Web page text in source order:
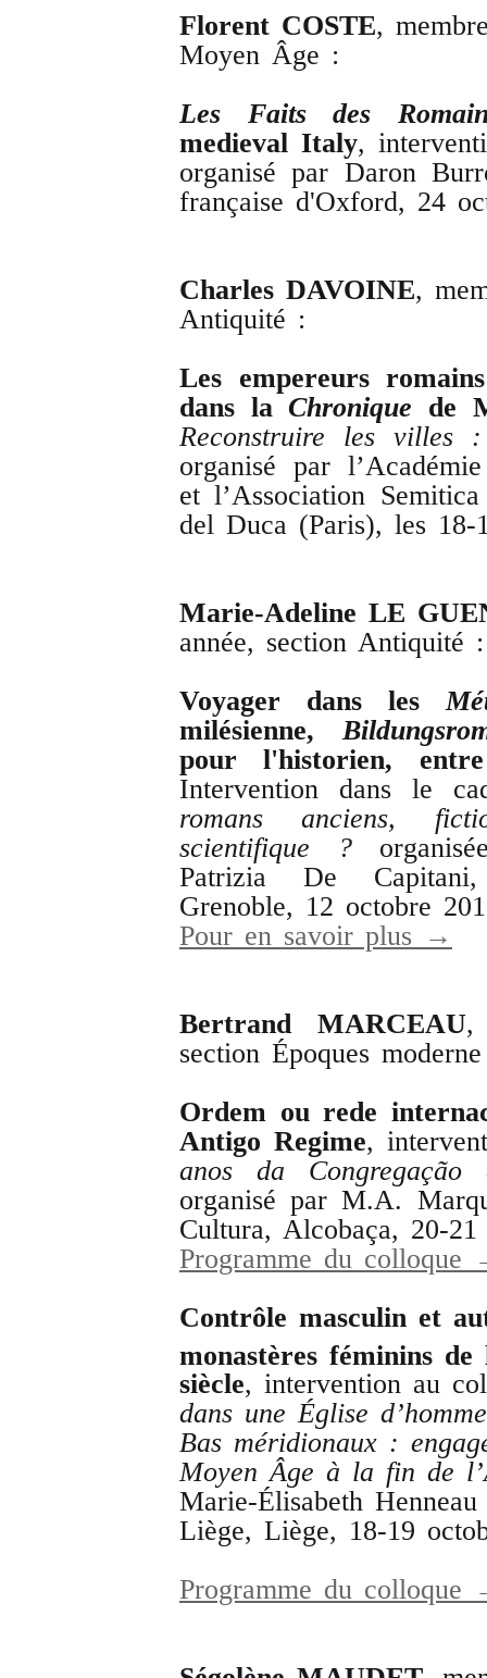
Florent COSTE,
Moyen Âge :
Les
Faits des
medieval Italy,
organisé par Daron
française d'Oxford, 24
Charles DAVOINE,
Antiquité :
Les empereurs romains
dans la Chronique de
Reconstruire
les villes
organisé par
et l’Association
del Duca (Paris), les 18-
Marie-Adeline LE
année, section Antiquité :
Voyager
dans les
milésienne,
pour
l'historien, entre
Intervention dans le
romans
anciens,
scientifique ?
Patrizia De
Grenoble, 12 octobre
Pour en savoir plus →
Bertrand MARCEAU,
section Époques
Ordem ou rede
Antigo Regime,
anos
da Congregação
organisé par M.A.
Cultura, Alcobaça, 20-
Programme du colloque
Contrôle masculin et
monastères féminins de
siècle, intervention au
dans une Église d’
Bas méridionaux :
Moyen Âge à la fin de l’
Marie-Élisabeth
Liège, Liège, 18-19
Programme du colloque